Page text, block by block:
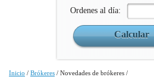
Ordenes al día:
Inicio / Brókeres / Novedades de brókeres /